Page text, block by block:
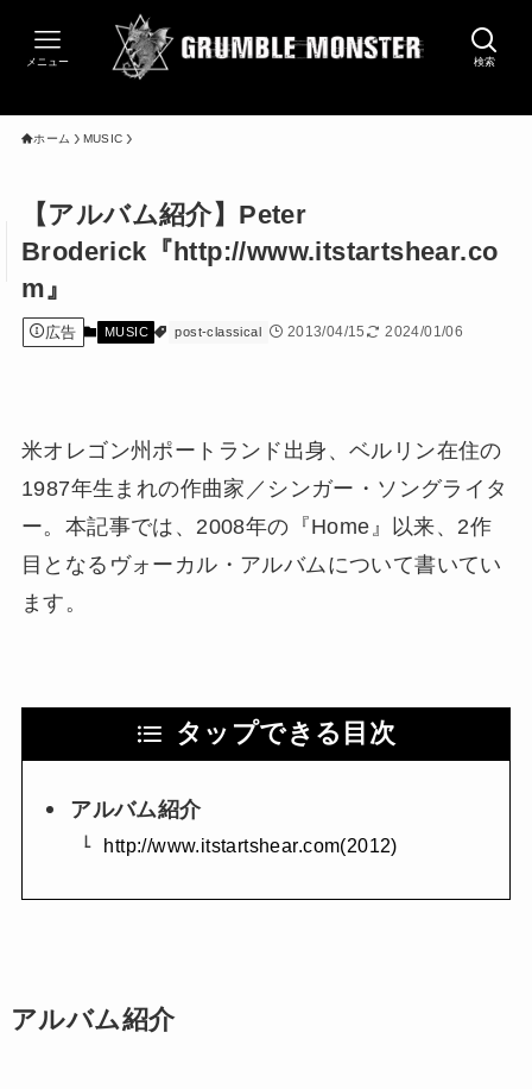
検索
メニュー
ホーム MUSIC
【アルバム紹介】Peter
Broderick『http://www.itstartshear.co
m』
広告 MUSIC post-classical 2013/04/15 2024/01/06
米オレゴン州ポートランド出身、ベルリン在住の
1987年生まれの作曲家／シンガー・ソングライタ
ー。本記事では、2008年の『Home』以来、2作
目となるヴォーカル・アルバムについて書いてい
ます。
タップできる目次
アルバム紹介
http://www.itstartshear.com(2012)
アルバム紹介